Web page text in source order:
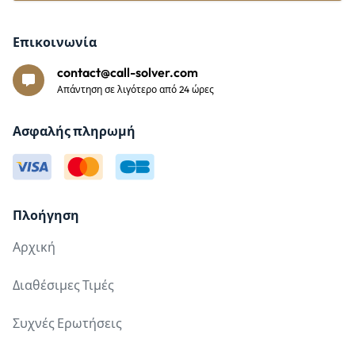
Πλοήγηση
Αρχική
Διαθέσιμες Τιμές
Συχνές Ερωτήσεις
Επικοινωνία
contact@call-solver.com
Απάντηση σε λιγότερο από 24 ώρες
Ασφαλής πληρωμή